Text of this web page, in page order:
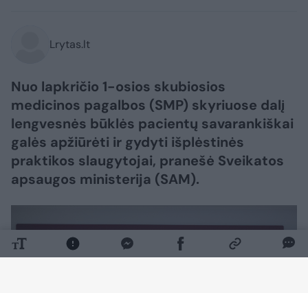
Lrytas.lt
Nuo lapkričio 1-osios skubiosios
medicinos pagalbos (SMP) skyriuose dalį
lengvesnės būklės pacientų savarankiškai
galės apžiūrėti ir gydyti išplėstinės
praktikos slaugytojai, pranešė Sveikatos
apsaugos ministerija (SAM).